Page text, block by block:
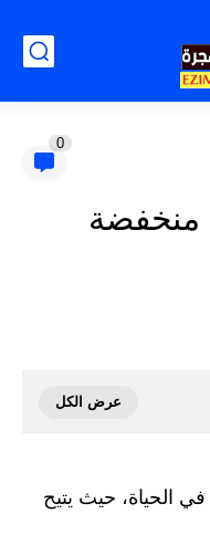
0
منخفضة
الحياة، حيث يتيح